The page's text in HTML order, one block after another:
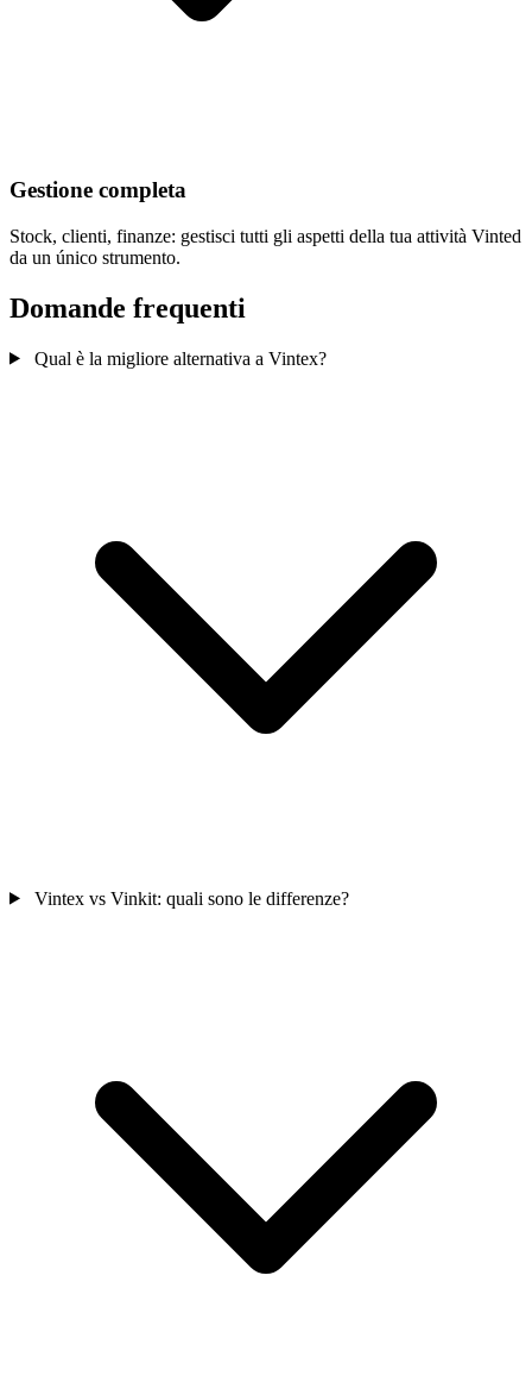
Gestione completa
Stock, clienti, finanze: gestisci tutti gli aspetti della tua attività Vinted
da un único strumento.
Domande frequenti
Qual è la migliore alternativa a Vintex?
Vintex vs Vinkit: quali sono le differenze?